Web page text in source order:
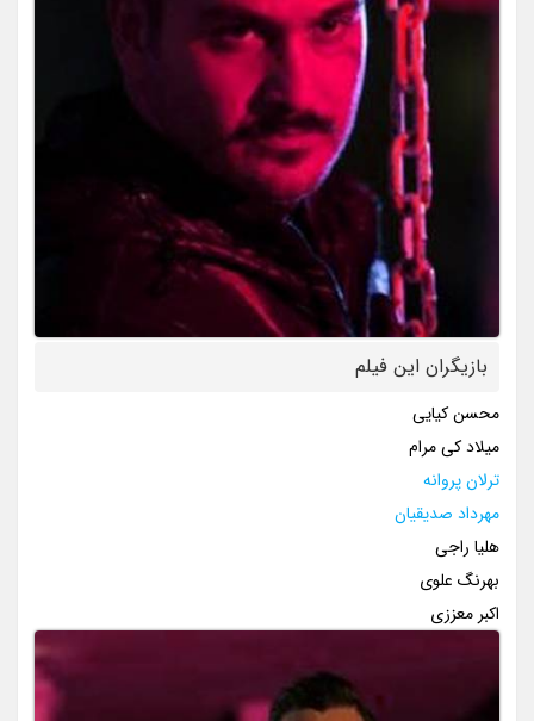
بازیگران این فیلم
محسن کیایی
میلاد کی مرام
ترلان پروانه
مهرداد صدیقیان
هلیا راجی
بهرنگ علوی
اکبر معززی